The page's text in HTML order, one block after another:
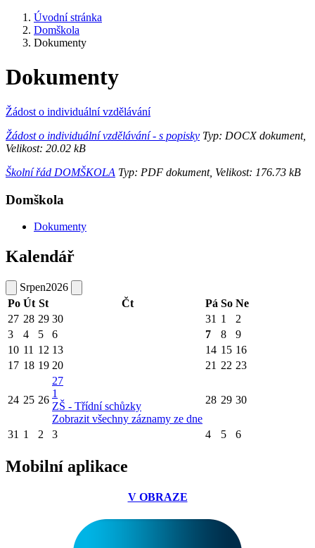
Úvodní stránka
Domškola
Dokumenty
Dokumenty
Žádost o individuální vzdělávání
Žádost o individuální vzdělávání - s popisky Typ: DOCX dokument,
Velikost: 20.02 kB
Školní řád DOMŠKOLA Typ: PDF dokument, Velikost: 176.73 kB
Domškola
Dokumenty
Kalendář
Srpen2026
Po Út St Čt Pá So Ne
27 28 29 30 31 1
2
3
4 5 6 7 8
9
10 11 12 13 14 15 16
17 18 19 20 21 22 23
24 25 26
27
1
ZŠ - Třídní schůzky
Zobrazit všechny záznamy ze dne
28 29 30
31 1 2 3 4 5 6
Mobilní aplikace
V OBRAZE